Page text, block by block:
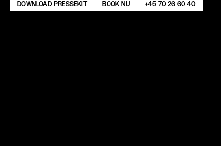
DOWNLOAD PRESSEKIT BOOK NU +45 70 26 60 40